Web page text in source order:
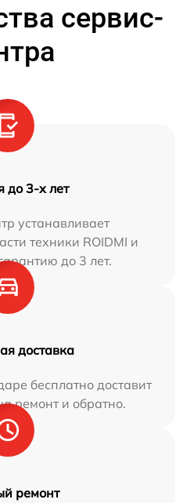
сервис-
до 3-х лет
устанавливает
техники ROIDMI и
до 3 лет.
доставка
бесплатно доставит
ремонт и обратно.
ремонт